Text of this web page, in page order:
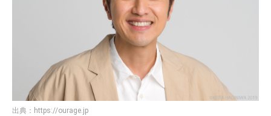
出典： https://ourage.jp